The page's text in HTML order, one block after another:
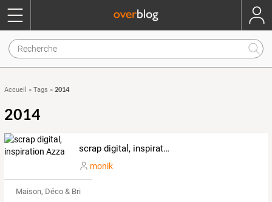
Accueil » Tags » 2014
2014
scrap digital, inspiration Azza
monik
Maison, Déco & Bricolage